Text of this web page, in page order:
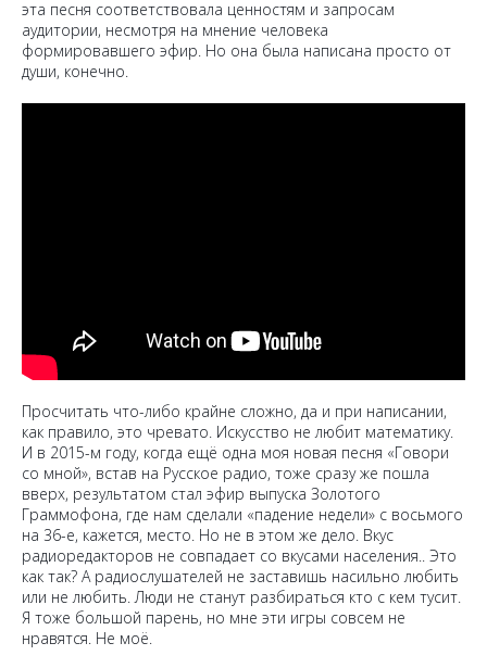
эта песня соответствовала ценностям и запросам
аудитории, несмотря на мнение человека
формировавшего эфир. Но она была написана просто от
души, конечно.
Просчитать что-либо крайне сложно, да и при написании,
как правило, это чревато. Искусство не любит математику.
И в 2015-м году, когда ещё одна моя новая песня «Говори
со мной», встав на Русское радио, тоже сразу же пошла
вверх, результатом стал эфир выпуска Золотого
Граммофона, где нам сделали «падение недели» с восьмого
на 36-е, кажется, место. Но не в этом же дело. Вкус
радиоредакторов не совпадает со вкусами населения.. Это
как так? А радиослушателей не заставишь насильно любить
или не любить. Люди не станут разбираться кто с кем тусит.
Я тоже большой парень, но мне эти игры совсем не
нравятся. Не моё.